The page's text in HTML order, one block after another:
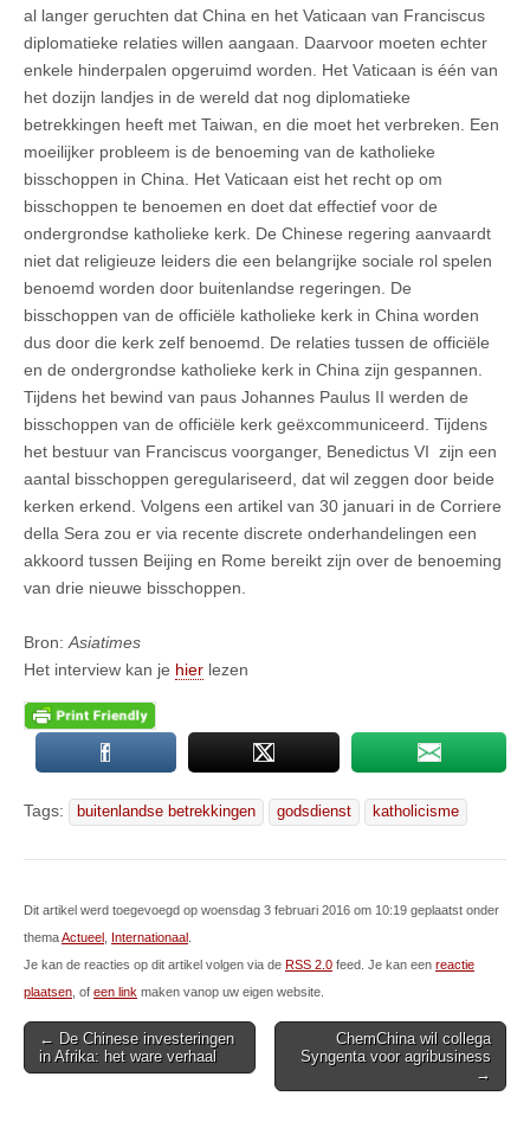
al langer geruchten dat China en het Vaticaan van Franciscus
diplomatieke relaties willen aangaan. Daarvoor moeten echter
enkele hinderpalen opgeruimd worden. Het Vaticaan is één van
het dozijn landjes in de wereld dat nog diplomatieke
betrekkingen heeft met Taiwan, en die moet het verbreken. Een
moeilijker probleem is de benoeming van de katholieke
bisschoppen in China. Het Vaticaan eist het recht op om
bisschoppen te benoemen en doet dat effectief voor de
ondergrondse katholieke kerk. De Chinese regering aanvaardt
niet dat religieuze leiders die een belangrijke sociale rol spelen
benoemd worden door buitenlandse regeringen. De
bisschoppen van de officiële katholieke kerk in China worden
dus door die kerk zelf benoemd. De relaties tussen de officiële
en de ondergrondse katholieke kerk in China zijn gespannen.
Tijdens het bewind van paus Johannes Paulus II werden de
bisschoppen van de officiële kerk geëxcommuniceerd. Tijdens
het bestuur van Franciscus voorganger, Benedictus VI zijn een
aantal bisschoppen geregulariseerd, dat wil zeggen door beide
kerken erkend. Volgens een artikel van 30 januari in de Corriere
della Sera zou er via recente discrete onderhandelingen een
akkoord tussen Beijing en Rome bereikt zijn over de benoeming
van drie nieuwe bisschoppen.
Bron:Asiatimes
Het interview kan je hier lezen
Tags: buitenlandse betrekkingen godsdienst katholicisme
Dit artikel werd toegevoegd op woensdag 3 februari 2016 om 10:19 geplaatst onder
themaActueel Internationaal
Je kan de reacties op dit artikel volgen via de RSS 2.0 feed. Je kan een reactie
plaatsen , of een link maken vanop uw eigen website.
Post
navigation
← De Chinese investeringen
in Afrika: het ware verhaal
ChemChina wil collega
Syngenta voor agribusiness
→